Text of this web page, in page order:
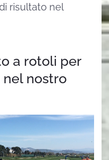
risultato nel
a rotoli per
nostro